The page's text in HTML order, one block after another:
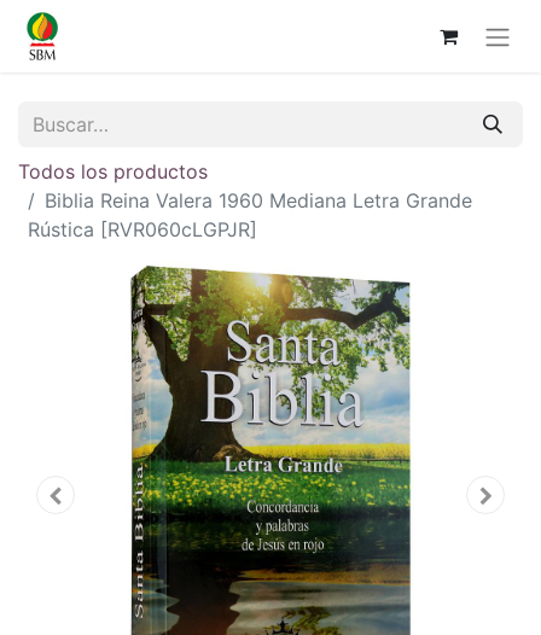
Todos los productos
Biblia Reina Valera 1960 Mediana Letra Grande
Rústica [RVR060cLGPJR]